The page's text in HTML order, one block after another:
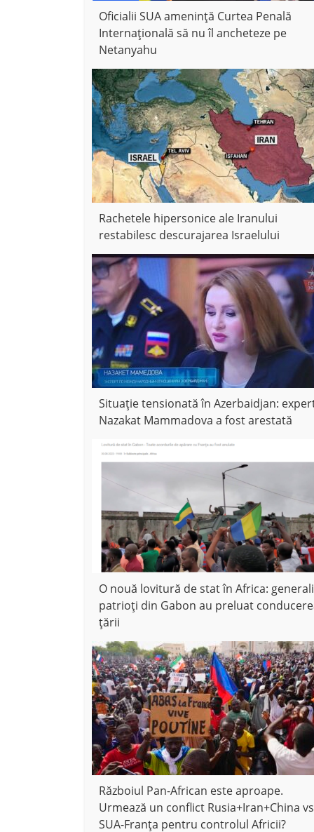
Oficialii SUA amenință Curtea Penală
Internațională să nu îl ancheteze pe
Netanyahu
Rachetele hipersonice ale Iranului
restabilesc descurajarea Israelului
Situație tensionată în Azerbaidjan:
Nazakat Mammadova a fost arestată
O nouă lovitură de stat în Africa:
patrioți din Gabon au preluat
țării
Războiul Pan-African este aproape.
Urmează un conflict Rusia+Iran+China vs
SUA-Franța pentru controlul Africii?